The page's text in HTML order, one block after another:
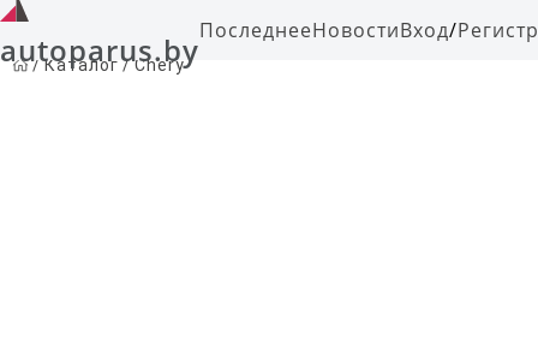
autoparus.byПоследнееНовостиВход/
/Каталог /Chery